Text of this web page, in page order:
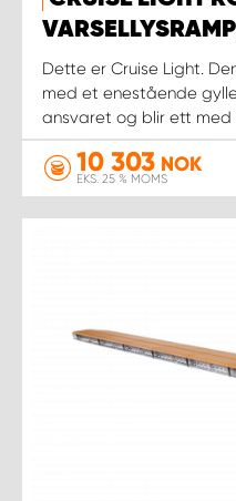
Dette er Cruise Light.
med et enestående
ansvaret og blir ett med
10 303 NOK
EKS. 25 % MOMS